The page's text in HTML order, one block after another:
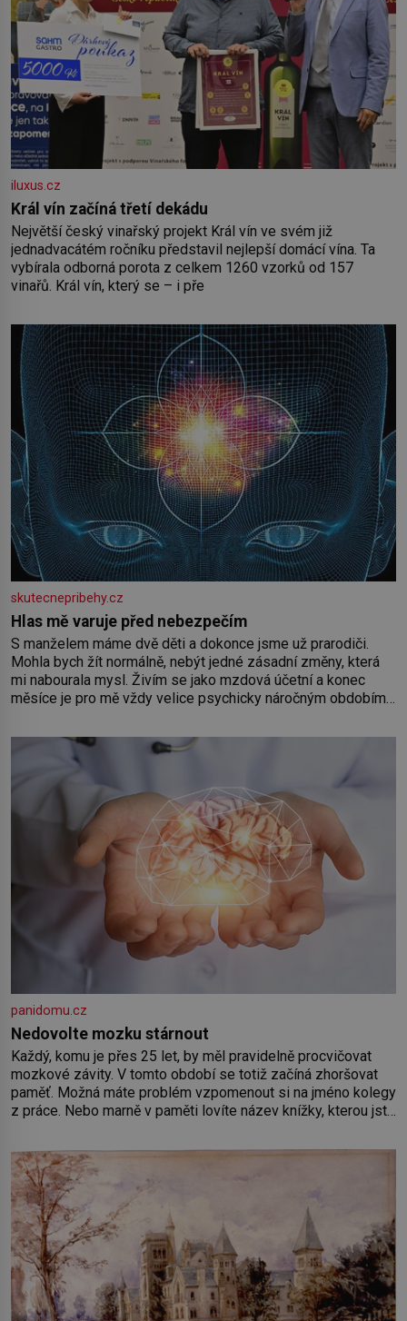
iluxus.cz
Král vín začíná třetí dekádu
Největší český vinařský projekt Král vín ve svém již
jednadvacátém ročníku představil nejlepší domácí vína. Ta
vybírala odborná porota z celkem 1260 vzorků od 157
vinařů. Král vín, který se – i pře
skutecnepribehy.cz
Hlas mě varuje před nebezpečím
S manželem máme dvě děti a dokonce jsme už prarodiči.
Mohla bych žít normálně, nebýt jedné zásadní změny, která
mi nabourala mysl. Živím se jako mzdová účetní a konec
měsíce je pro mě vždy velice psychicky náročným obdobím.
o pomoc, co se hlídání týče. Dalo by se
panidomu.cz
Nedovolte mozku stárnout
Každý, komu je přes 25 let, by měl pravidelně procvičovat
mozkové závity. V tomto období se totiž začíná zhoršovat
paměť. Možná máte problém vzpomenout si na jméno kolegy
z práce. Nebo marně v paměti lovíte název knížky, kterou jste
paměť rozhodla stávkovat. Cvičte